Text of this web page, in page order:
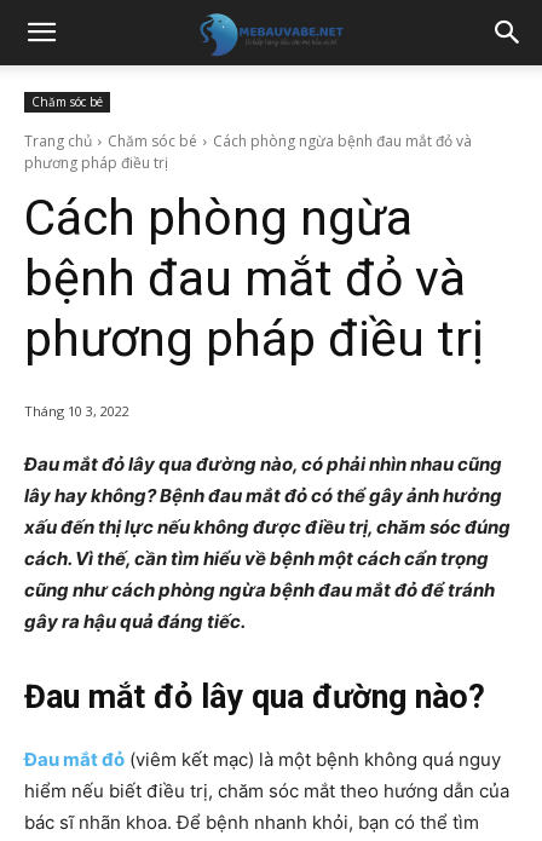
Chăm sóc bé
Trang chủ Chăm sóc bé
Cách phòng ngừa bệnh đau mắt đỏ và
phương pháp điều trị
Cách phòng ngừa
bệnh đau mắt đỏ và
phương pháp điều trị
Tháng 10 3, 2022
Đau mắt đỏ lây qua đường nào, có phải nhìn nhau cũng
lây hay không? Bệnh đau mắt đỏ có thể gây ảnh hưởng
xấu đến thị lực nếu không được điều trị, chăm sóc đúng
cách. Vì thế, cần tìm hiểu về bệnh một cách cẩn trọng
cũng như cách phòng ngừa bệnh đau mắt đỏ để tránh
gây ra hậu quả đáng tiếc.
Đau mắt đỏ lây qua đường nào?
Đau mắt đỏ (viêm kết mạc) là một bệnh không quá nguy
hiểm nếu biết điều trị, chăm sóc mắt theo hướng dẫn của
bác sĩ nhãn khoa. Để bệnh nhanh khỏi, bạn có thể tìm